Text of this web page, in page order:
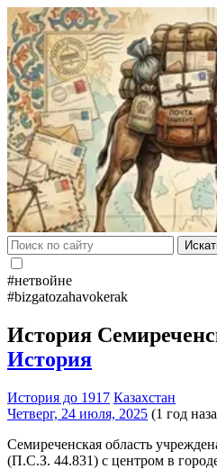
#нетвойне
#bizgatozahavokerak
История
История
История до 1917 Казахстан
Четверг, 24 июля, 2025 (1 год
Семиреченская область
(П.С.З. 44.831) с центром в